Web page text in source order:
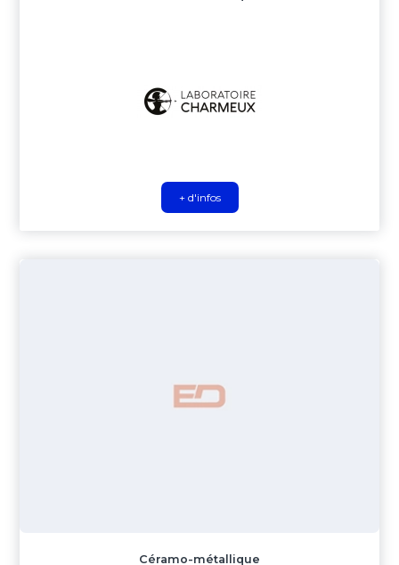
+ d'infos
Céramo-métallique